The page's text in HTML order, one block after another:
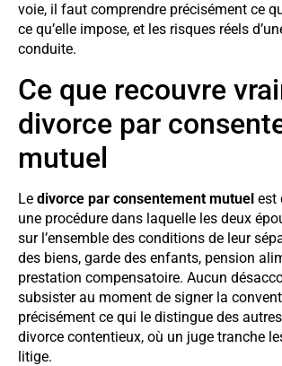
voie, il faut comprendre précisément ce
ce qu’elle impose, et les risques réels
conduite.
Ce que recouvre
divorce par
mutuel
Le divorce par consentement mutuel est
une procédure dans laquelle les deux
sur l’ensemble des conditions de leur
des biens, garde des enfants, pension
prestation compensatoire. Aucun
subsister au moment de signer la
précisément ce qui le distingue des
divorce contentieux, où un juge tranche
litige.